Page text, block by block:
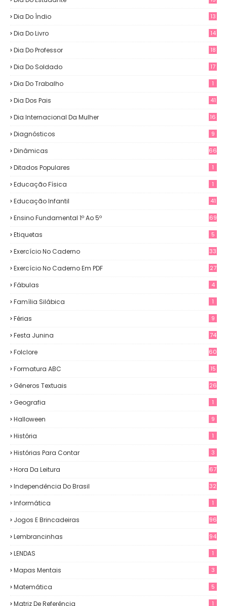
Dia Do Índio 13
Dia Do Livro 14
Dia Do Professor 18
Dia Do Soldado 17
Dia Do Trabalho 1
Dia Dos Pais 41
Dia Internacional Da Mulher 16
Diagnósticos 9
Dinâmicas 66
Ditados Populares 1
Educação Física 1
Educação Infantil 41
Ensino Fundamental 1º Ao 5º 69
Etiquetas 5
Exercício No Caderno 33
Exercício No Caderno Em PDF 27
Fábulas 4
Família Silábica 1
Férias 9
Festa Junina 74
Folclore 60
Formatura ABC 15
Gêneros Textuais 26
Geografia 1
Halloween 9
História 1
Histórias Para Contar 3
Hora Da Leitura 67
Independência Do Brasil 32
Informática 1
Jogos E Brincadeiras 96
Lembrancinhas 94
LENDAS 1
Mapas Mentais 3
Matemática 5
Matriz De Referência 1